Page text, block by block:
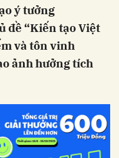
ý tưởng
đề “Kiến tạo Việt
và tôn vinh
ảnh hưởng tích